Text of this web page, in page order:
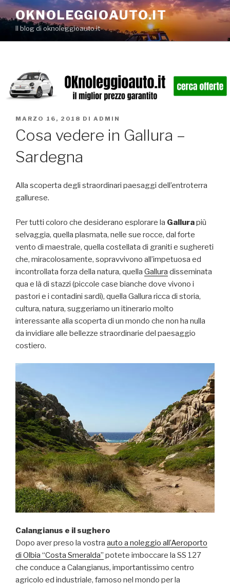
Salta
al
contenuto
OKNOLEGGIOAUTO.IT
Il blog di oknoleggioauto.it
PUBBLICATO
MARZO 16, 2018 DI ADMIN
Cosa vedere in Gallura –
Sardegna
Alla scoperta degli straordinari paesaggi dell’entroterra
gallurese.
Per tutti coloro che desiderano esplorare la Gallurapiù
selvaggia, quella plasmata, nelle sue rocce, dal forte
vento di maestrale, quella costellata di graniti e sughereti
che, miracolosamente, sopravvivono all’impetuosa ed
incontrollata forza della natura, quella Gallura disseminata
qua e là di stazzi (piccole case bianche dove vivono i
pastori e i contadini sardi), quella Gallura ricca di storia,
cultura, natura, suggeriamo un itinerario molto
interessante alla scoperta di un mondo che non ha nulla
da invidiare alle bellezze straordinarie del paesaggio
costiero.
Calangianus e il sughero
Dopo aver preso la vostra auto a noleggio all’Aeroporto
di Olbia “Costa Smeralda” potete imboccare la SS 127
che conduce a Calangianus, importantissimo centro
agricolo ed industriale, famoso nel mondo per la